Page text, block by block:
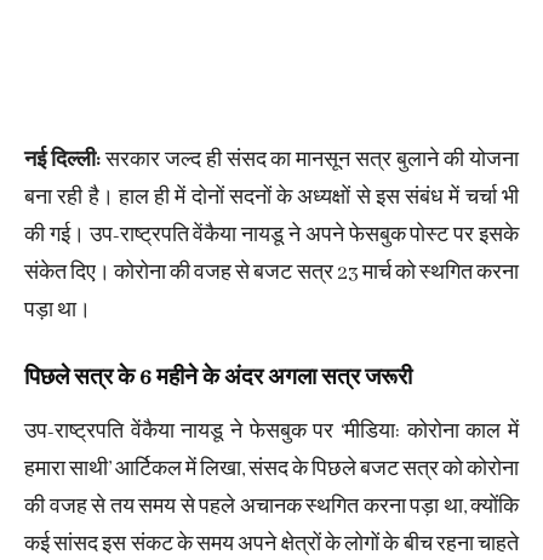
नई दिल्ली:सरकार जल्द ही संसद का मानसून सत्र बुलाने की योजना
बना रही है। हाल ही में दोनों सदनों के अध्यक्षों से इस संबंध में चर्चा भी
की गई। उप-राष्ट्रपति वेंकैया नायडू ने अपने फेसबुक पोस्ट पर इसके
संकेत दिए। कोरोना की वजह से बजट सत्र 23 मार्च को स्थगित करना
पड़ा था।
पिछले सत्र के 6 महीने के अंदर अगला सत्र जरूरी
उप-राष्ट्रपति वेंकैया नायडू ने फेसबुक पर ‘मीडिया: कोरोना काल में
हमारा साथी’ आर्टिकल में लिखा, संसद के पिछले बजट सत्र को कोरोना
की वजह से तय समय से पहले अचानक स्थगित करना पड़ा था, क्योंकि
कई सांसद इस संकट के समय अपने क्षेत्रों के लोगों के बीच रहना चाहते